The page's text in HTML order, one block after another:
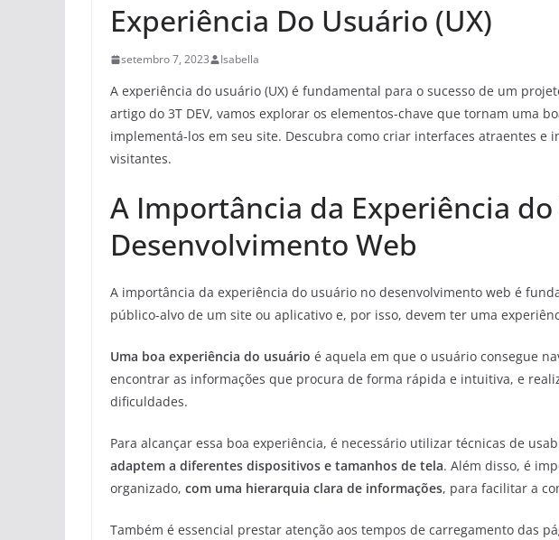
Experiência Do Usuário (UX)
setembro 7, 2023 Isabella
A experiência do usuário (UX) é fundamental para o sucesso de um
artigo do 3T DEV, vamos explorar os elementos-chave que tornam uma
implementá-los em seu site. Descubra como criar interfaces atraentes e
visitantes.
A Importância da Experiência
Desenvolvimento Web
A importância da experiência do usuário no desenvolvimento web é
público-alvo de um site ou aplicativo e, por isso, devem ter uma
Uma boa experiência do usuário é aquela em que o usuário consegue
encontrar as informações que procura de forma rápida e intuitiva, e
dificuldades.
Para alcançar essa boa experiência, é necessário utilizar técnicas de
adaptem a diferentes dispositivos e tamanhos de tela. Além disso, é
organizado, com uma hierarquia clara de informações, para facilitar a
Também é essencial prestar atenção aos tempos de carregamento das